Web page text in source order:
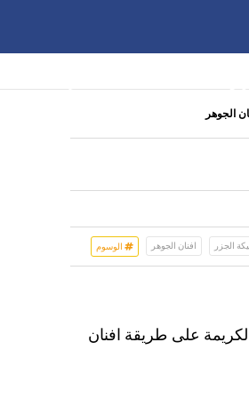
الجوهر
الوسوم افنان الجوهر الجزر
على طريقة افنان